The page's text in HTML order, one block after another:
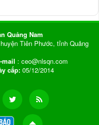
Quảng Nam
Tiên Phước, tỉnh Quảng
mail : ceo@nlsqn.com
cấp:05/12/2014